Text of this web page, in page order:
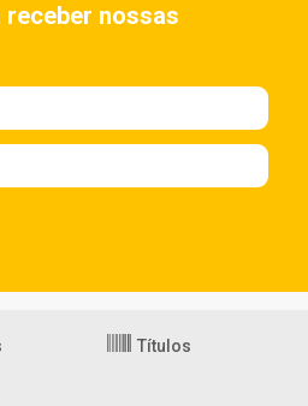
nossas
Títulos